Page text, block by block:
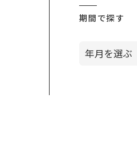
期間で探す
年月を選ぶ